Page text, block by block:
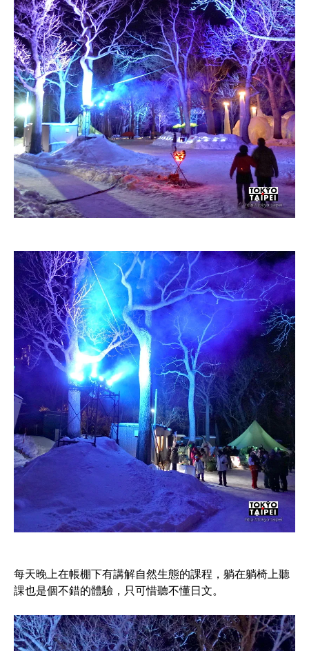
每天晚上在帳棚下有講解自然生態的課程，躺在躺椅上聽
課也是個不錯的體驗，只可惜聽不懂日文。